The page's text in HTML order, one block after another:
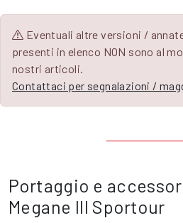
Eventuali altre versioni /
presenti in elenco NON sono al
nostri articoli.
Contattaci per segnalazioni /
Portaggio e
Megane III Sportour